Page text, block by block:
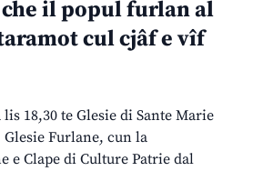
il popul furlan al
cul cjâf e vîf
18,30 te Glesie di Sante Marie
Furlane, cun la
e Clape di Culture Patrie dal